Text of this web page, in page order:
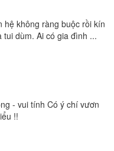
hệ không ràng buộc rồi kín
dùm. Ai có gia đình ...
- vui tính Có ý chí vươn
!!